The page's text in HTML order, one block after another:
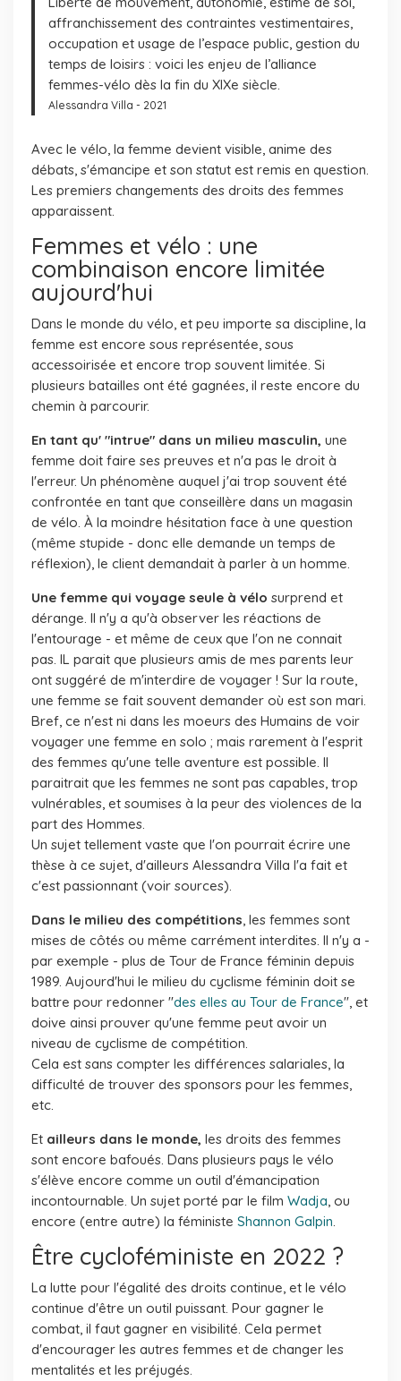
affranchissement des contraintes vestimentaires,
occupation et usage de l’espace public, gestion du
temps de loisirs : voici les enjeu de l’alliance
femmes-vélo dès la fin du XIXe siècle.
Alessandra Villa - 2021
Avec le vélo, la femme devient visible, anime des
débats, s'émancipe et son statut est remis en question.
Les premiers changements des droits des femmes
apparaissent.
Femmes et vélo : une
combinaison encore limitée
aujourd'hui
Dans le monde du vélo, et peu importe sa discipline, la
femme est encore sous représentée, sous
accessoirisée et encore trop souvent limitée. Si
plusieurs batailles ont été gagnées, il reste encore du
chemin à parcourir.
En tant qu' "intrue" dans un milieu masculin, une
femme doit faire ses preuves et n'a pas le droit à
l'erreur. Un phénomène auquel j'ai trop souvent été
confrontée en tant que conseillère dans un magasin
de vélo. À la moindre hésitation face à une question
(même stupide - donc elle demande un temps de
réflexion), le client demandait à parler à un homme.
Une femme qui voyage seule à vélo surprend et
dérange. Il n'y a qu'à observer les réactions de
l'entourage - et même de ceux que l'on ne connait
pas. IL parait que plusieurs amis de mes parents leur
ont suggéré de m'interdire de voyager ! Sur la route,
une femme se fait souvent demander où est son mari.
Bref, ce n'est ni dans les moeurs des Humains de voir
voyager une femme en solo ; mais rarement à l'esprit
des femmes qu'une telle aventure est possible. Il
paraitrait que les femmes ne sont pas capables, trop
vulnérables, et soumises à la peur des violences de la
part des Hommes.
Un sujet tellement vaste que l'on pourrait écrire une
thèse à ce sujet, d'ailleurs Alessandra Villa l'a fait et
c'est passionnant (voir sources).
Dans le milieu des compétitions, les femmes sont
mises de côtés ou même carrément interdites. Il n'y a -
par exemple - plus de Tour de France féminin depuis
1989. Aujourd'hui le milieu du cyclisme féminin doit se
battre pour redonner "des elles au Tour de France", et
doive ainsi prouver qu'une femme peut avoir un
niveau de cyclisme de compétition.
Cela est sans compter les différences salariales, la
difficulté de trouver des sponsors pour les femmes,
etc.
Et ailleurs dans le monde, les droits des femmes
sont encore bafoués. Dans plusieurs pays le vélo
s'élève encore comme un outil d'émancipation
incontournable. Un sujet porté par le film Wadja, ou
encore (entre autre) la féministe Shannon Galpin.
Être cycloféministe en 2022 ?
La lutte pour l'égalité des droits continue, et le vélo
continue d'être un outil puissant. Pour gagner le
combat, il faut gagner en visibilité. Cela permet
d'encourager les autres femmes et de changer les
mentalités et les préjugés.